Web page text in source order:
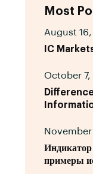
Most
August
IC
October 7,
November
Индикатор
примеры